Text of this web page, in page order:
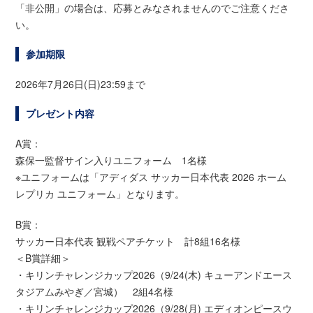
「非公開」の場合は、応募とみなされませんのでご注意くださ
い。
参加期限
2026年7月26日(日)23:59まで
プレゼント内容
A賞：
森保一監督サイン入りユニフォーム 1名様
※ユニフォームは「アディダス サッカー日本代表 2026 ホーム
レプリカ ユニフォーム」となります。
B賞：
サッカー日本代表 観戦ペアチケット 計8組16名様
＜B賞詳細＞
・キリンチャレンジカップ2026（9/24(木) キューアンドエース
タジアムみやぎ／宮城） 2組4名様
・キリンチャレンジカップ2026（9/28(月) エディオンピースウ